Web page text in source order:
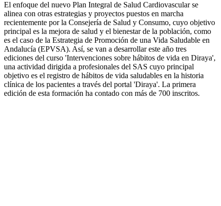
El enfoque del nuevo Plan Integral de Salud Cardiovascular se
alinea con otras estrategias y proyectos puestos en marcha
recientemente por la Consejería de Salud y Consumo, cuyo objetivo
principal es la mejora de salud y el bienestar de la población, como
es el caso de la Estrategia de Promoción de una Vida Saludable en
Andalucía (EPVSA). Así, se van a desarrollar este año tres
ediciones del curso 'Intervenciones sobre hábitos de vida en Diraya',
una actividad dirigida a profesionales del SAS cuyo principal
objetivo es el registro de hábitos de vida saludables en la historia
clínica de los pacientes a través del portal 'Diraya'. La primera
edición de esta formación ha contado con más de 700 inscritos.